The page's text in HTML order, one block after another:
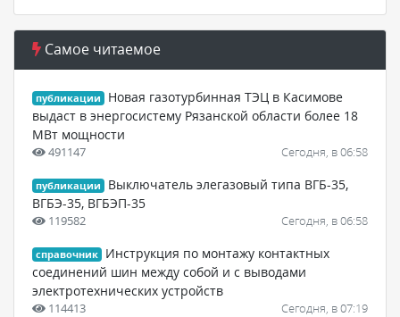
Самое читаемое
публикации
Новая газотурбинная ТЭЦ в Касимове
выдаст в энергосистему Рязанской области более 18
МВт мощности
491147 Сегодня, в 06:58
публикации
Выключатель элегазовый типа ВГБ-35,
ВГБЭ-35, ВГБЭП-35
119582 Сегодня, в 06:58
справочник
Инструкция по монтажу контактных
соединений шин между собой и с выводами
электротехнических устройств
114413 Сегодня, в 07:19